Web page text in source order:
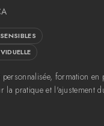
formation en
la pratique et l'ajustement